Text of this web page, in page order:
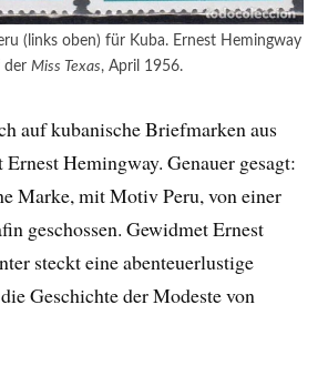
(links oben) für Kuba. Ernest Hemingway
der Miss Texas, April 1956.
auf kubanische Briefmarken aus
Hemingway. Genauer gesagt:
Marke, mit Motiv Peru, von einer
geschossen. Gewidmet Ernest
steckt eine abenteuerlustige
Geschichte der Modeste von